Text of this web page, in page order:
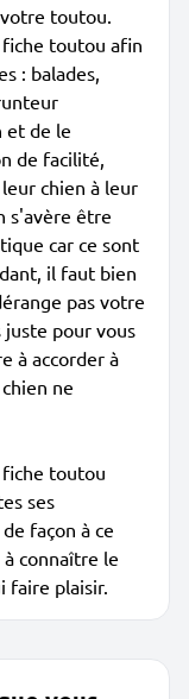
toutou.
fiche toutou afin
: balades,
et de le
de facilité,
chien à leur
s'avère être
car ce sont
il faut bien
pas votre
pour vous
à accorder à
ne
fiche toutou
ses
façon à ce
connaître le
faire plaisir.